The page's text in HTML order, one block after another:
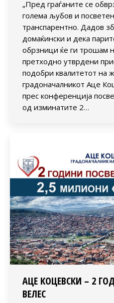
„Пред граѓаните се
голема љубов и
транспарентно. Дадов
домаќински и дека
обрзници ќе ги трошам
претходно утврдени
подобри квалитетот на
градоначалникот Аце
прес конференција
од изминатите 2…
АЦЕ КОЦЕВСКИ – 2
ВЕЛЕС